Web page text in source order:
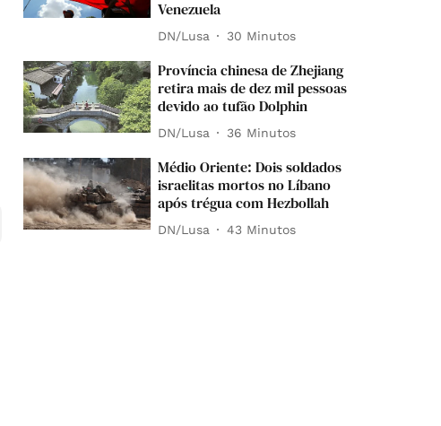
Venezuela
DN/Lusa 30 Minutos
Província chinesa de Zhejiang
retira mais de dez mil pessoas
devido ao tufão Dolphin
DN/Lusa 36 Minutos
Médio Oriente: Dois soldados
israelitas mortos no Líbano
após trégua com Hezbollah
DN/Lusa 43 Minutos